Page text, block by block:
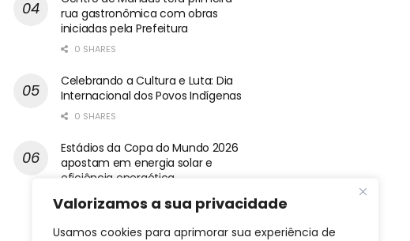
Valorizamos a sua privacidade
Usamos cookies para aprimorar sua experiência de
rua gastronômica com obras
iniciadas pela Prefeitura
0 SHARES
Celebrando a Cultura e Luta: Dia
Internacional dos Povos Indígenas
0 SHARES
Estádios da Copa do Mundo 2026
apostam em energia solar e
eficiência energética
0 SHARES